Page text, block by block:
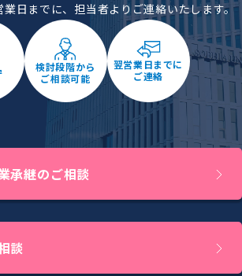
日までに、担当者よりご連絡いたします。
検討段階から
ご相談可能
翌営業日までに
ご連絡
承継のご相談
談